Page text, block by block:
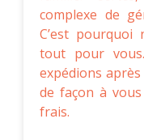
complexe de
C’est
tout pour
expédions
de façon à
frais.